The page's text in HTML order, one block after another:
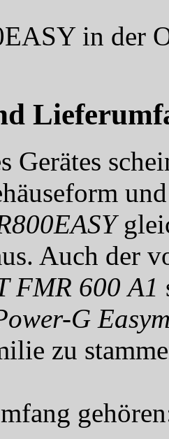
in der
Gerätes
Auch der
FMR 600 A1
G
zu